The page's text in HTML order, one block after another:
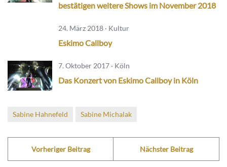
bestätigen weitere Shows im November 2018
24. März 2018 · Kultur
Eskimo Callboy
7. Oktober 2017 · Köln
Das Konzert von Eskimo Callboy in Köln
Sabine Hahnefeld Sabine Michalak
Vorheriger Beitrag Nächster Beitrag